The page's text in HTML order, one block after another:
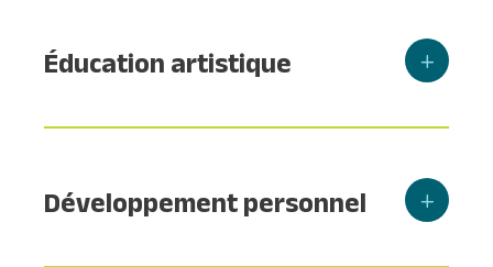
Éducation artistique
Développement personnel